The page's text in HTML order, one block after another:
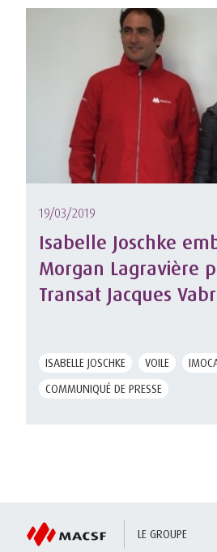
19/03/2019
Isabelle Joschke
Morgan Lagravière
Transat Jacques
ISABELLE JOSCHKE VOILE
COMMUNIQUÉ DE PRESSE
LE GROUPE